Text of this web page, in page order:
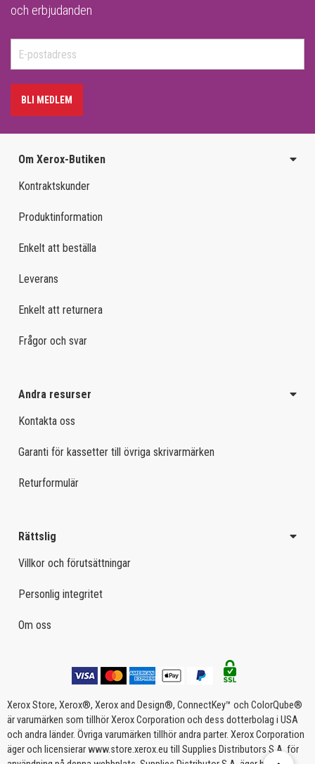
och erbjudanden
BLI MEDLEM
Om Xerox-Butiken
Kontraktskunder
Produktinformation
Enkelt att beställa
Leverans
Enkelt att returnera
Frågor och svar
Andra resurser
Kontakta oss
Garanti för kassetter till övriga skrivarmärken
Returformulär
Rättslig
Villkor och förutsättningar
Personlig integritet
Om oss
Xerox Store, Xerox®, Xerox and Design®, ConnectKey™ och ColorQube®
är varumärken som tillhör Xerox Corporation och dess dotterbolag i USA
och andra länder. Övriga varumärken tillhör andra parter. Xerox Corporation
äger och licensierar www.store.xerox.eu till Supplies Distributors S.A. för